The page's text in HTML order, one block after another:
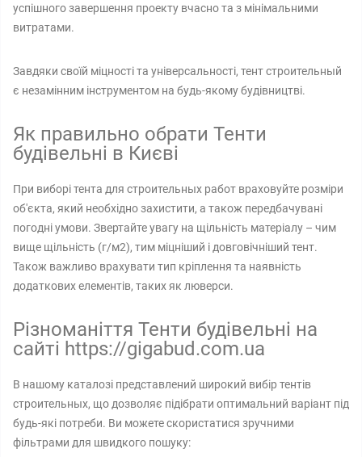
успішного завершення проекту вчасно та з мінімальними
витратами.
Завдяки своїй міцності та універсальності, тент строительный
є незамінним інструментом на будь-якому будівництві.
Як правильно обрати Тенти
будівельні в Києві
При виборі тента для строительных работ враховуйте розміри
об'єкта, який необхідно захистити, а також передбачувані
погодні умови. Звертайте увагу на щільність матеріалу – чим
вище щільність (г/м2), тим міцніший і довговічніший тент.
Також важливо врахувати тип кріплення та наявність
додаткових елементів, таких як люверси.
Різноманіття Тенти будівельні на
сайті https://gigabud.com.ua
В нашому каталозі представлений широкий вибір тентів
строительных, що дозволяє підібрати оптимальний варіант під
будь-які потреби. Ви можете скористатися зручними
фільтрами для швидкого пошуку: